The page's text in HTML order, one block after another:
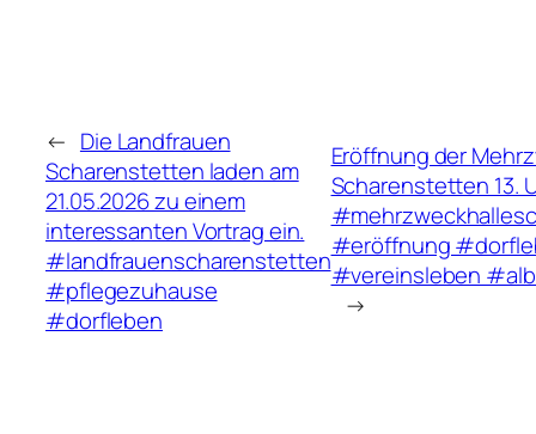
← Die Landfrauen
Scharenstetten laden am
21.05.2026 zu einem
interessanten Vortrag ein.
#landfrauenscharenstetten
#pflegezuhause
#dorfleben
Eröffnung der
Scharenstetten 13.
#eröffnung
#vereinsleben
→